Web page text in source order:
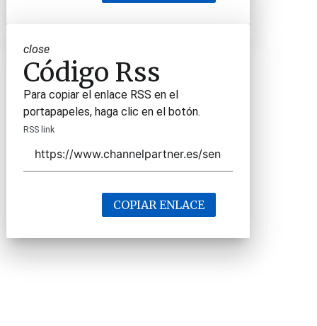
close
Código Rss
Para copiar el enlace RSS en el
portapapeles, haga clic en el botón.
RSS link
COPIAR ENLACE